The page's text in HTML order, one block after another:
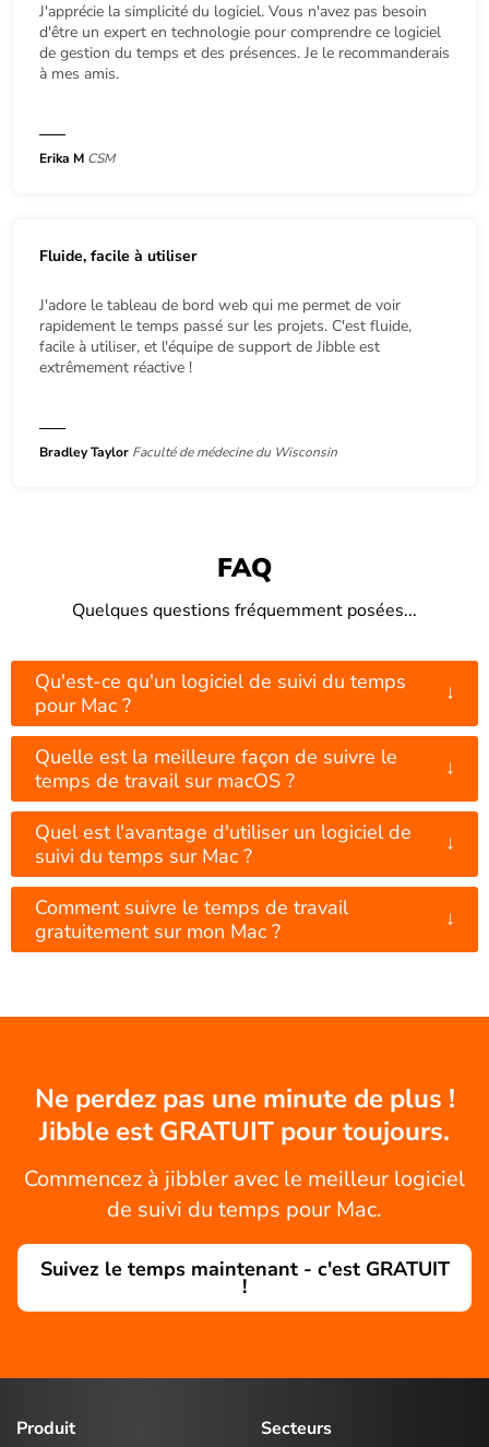
J'apprécie la simplicité du logiciel. Vous n'avez pas besoin
d'être un expert en technologie pour comprendre ce logiciel
de gestion du temps et des présences. Je le recommanderais
à mes amis.
Erika M CSM
Fluide, facile à utiliser
J'adore le tableau de bord web qui me permet de voir
rapidement le temps passé sur les projets. C'est fluide,
facile à utiliser, et l'équipe de support de Jibble est
extrêmement réactive !
Bradley Taylor Faculté de médecine du Wisconsin
FAQ
Quelques questions fréquemment posées...
Qu'est-ce qu'un logiciel de suivi du temps
pour Mac ?
↓
Quelle est la meilleure façon de suivre le
temps de travail sur macOS ?
↓
Quel est l'avantage d'utiliser un logiciel de
suivi du temps sur Mac ?
↓
Comment suivre le temps de travail
gratuitement sur mon Mac ?
↓
Ne perdez pas une minute de plus !
Jibble est GRATUIT pour toujours.
Commencez à jibbler avec le meilleur logiciel
de suivi du temps pour Mac.
Suivez le temps maintenant - c'est GRATUIT
!
Produit
Secteurs